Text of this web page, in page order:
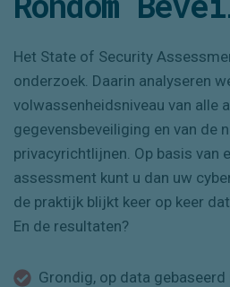
Het State of Security
onderzoek Daarin analyseren
volwassenheidsniveau van alle
gegevensbeveiliging en van de
privacyrichtlijnen. Op basis van
assessment kunt u dan uw
de praktijk blijkt keer op keer
En de resultaten?
Grondig, op data